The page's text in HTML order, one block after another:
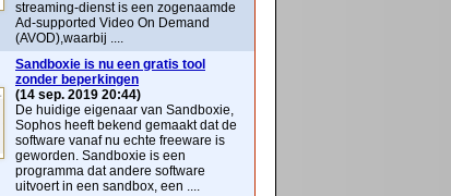
streaming-dienst is een zogenaamde
Ad-supported Video On Demand
(AVOD),waarbij ....
Sandboxie is nu een gratis tool
zonder beperkingen
(14 sep. 2019 20:44)
De huidige eigenaar van Sandboxie,
Sophos heeft bekend gemaakt dat de
software vanaf nu echte freeware is
geworden. Sandboxie is een
programma dat andere software
uitvoert in een sandbox, een ....